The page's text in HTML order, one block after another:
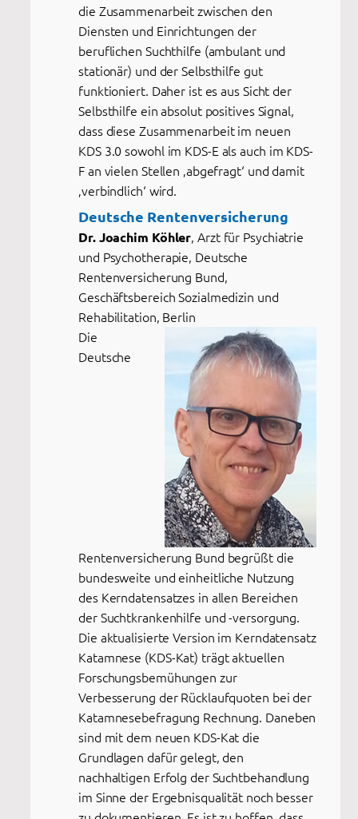
die Zusammenarbeit zwischen den
Diensten und Einrichtungen der
beruflichen Suchthilfe (ambulant und
stationär) und der Selbsthilfe gut
funktioniert. Daher ist es aus Sicht der
Selbsthilfe ein absolut positives Signal,
dass diese Zusammenarbeit im neuen
KDS 3.0 sowohl im KDS-E als auch im KDS-
F an vielen Stellen ‚abgefragt‘ und damit
‚verbindlich‘ wird.
Deutsche Rentenversicherung
Dr. Joachim Köhler, Arzt für Psychiatrie
und Psychotherapie, Deutsche
Rentenversicherung Bund,
Geschäftsbereich Sozialmedizin und
Rehabilitation, Berlin
Die
Deutsche
Rentenversicherung Bund begrüßt die
bundesweite und einheitliche Nutzung
des Kerndatensatzes in allen Bereichen
der Suchtkrankenhilfe und -versorgung.
Die aktualisierte Version im Kerndatensatz
Katamnese (KDS-Kat) trägt aktuellen
Forschungsbemühungen zur
Verbesserung der Rücklaufquoten bei der
Katamnesebefragung Rechnung. Daneben
sind mit dem neuen KDS-Kat die
Grundlagen dafür gelegt, den
nachhaltigen Erfolg der Suchtbehandlung
im Sinne der Ergebnisqualität noch besser